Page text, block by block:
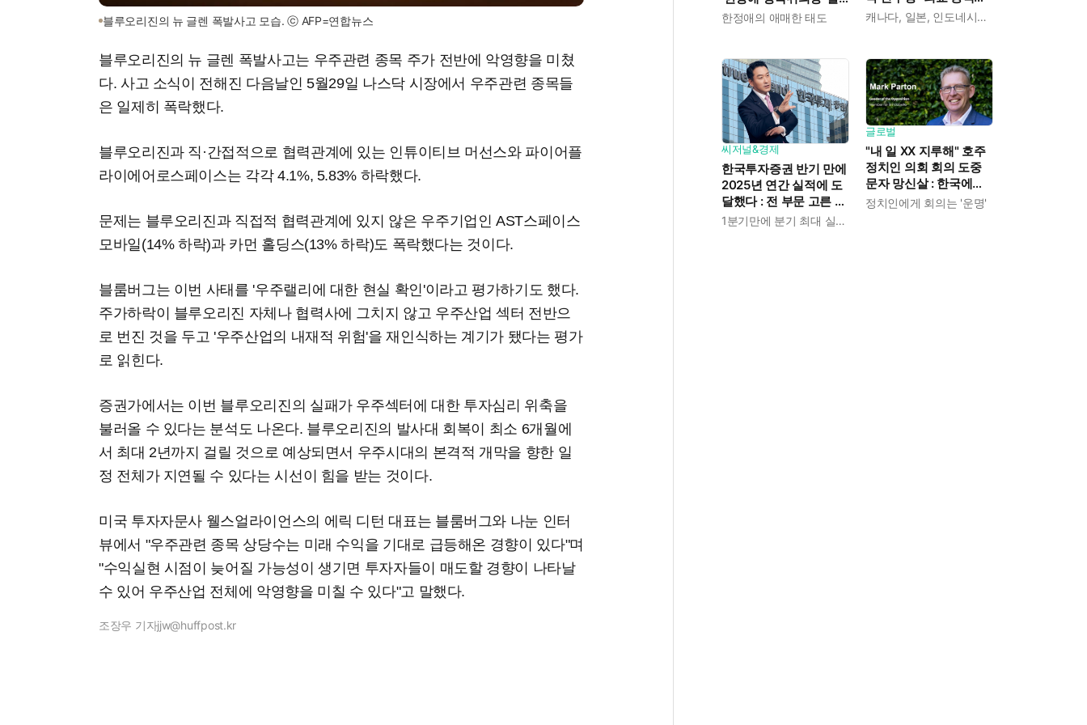
블루오리진의 뉴 글렌 폭발사고 모습. ⓒ AFP=연합뉴스
블루오리진의 뉴 글렌 폭발사고는 우주관련 종목 주가 전반에 악영향을 미쳤
다. 사고 소식이 전해진 다음날인 5월29일 나스닥 시장에서 우주관련 종목들
은 일제히 폭락했다.
블루오리진과 직·간접적으로 협력관계에 있는 인튜이티브 머선스와 파이어플
라이에어로스페이스는 각각 4.1%, 5.83% 하락했다.
문제는 블루오리진과 직접적 협력관계에 있지 않은 우주기업인 AST스페이스
모바일(14% 하락)과 카먼 홀딩스(13% 하락)도 폭락했다는 것이다.
블룸버그는 이번 사태를 '우주랠리에 대한 현실 확인'이라고 평가하기도 했다.
주가하락이 블루오리진 자체나 협력사에 그치지 않고 우주산업 섹터 전반으
로 번진 것을 두고 '우주산업의 내재적 위험'을 재인식하는 계기가 됐다는 평가
로 읽힌다.
증권가에서는 이번 블루오리진의 실패가 우주섹터에 대한 투자심리 위축을
불러올 수 있다는 분석도 나온다. 블루오리진의 발사대 회복이 최소 6개월에
서 최대 2년까지 걸릴 것으로 예상되면서 우주시대의 본격적 개막을 향한 일
정 전체가 지연될 수 있다는 시선이 힘을 받는 것이다.
미국 투자자문사 웰스얼라이언스의 에릭 디턴 대표는 블룸버그와 나눈 인터
뷰에서 "우주관련 종목 상당수는 미래 수익을 기대로 급등해온 경향이 있다"며
"수익실현 시점이 늦어질 가능성이 생기면 투자자들이 매도할 경향이 나타날
수 있어 우주산업 전체에 악영향을 미칠 수 있다"고 말했다.
조장우 기자jjw@huffpost.kr
언 근거로 내세우자 사
한정애의 애매한 태도
중국이 파고들 수 있다"캐나다, 일본, 인도네시아, 카메룬, 그레나다
씨저널&경제
한국투자증권 반기 만에
2025년 연간 실적에 도
달했다 : 전 부문 고른 성
장으로 상반기 영업이익1분기만에 분기 최대 실적 경신
글로벌
"내 일 XX 지루해" 호주
정치인 의회 회의 도중
문자 망신살 : 한국에도
이런 '사고' 많았지
정치인에게 회의는 '운명'